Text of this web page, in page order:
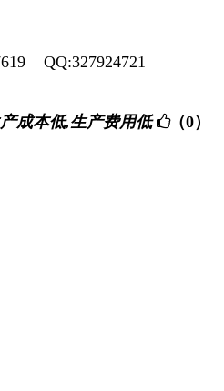
QQ:327924721
成本低,生产费用低
（0）